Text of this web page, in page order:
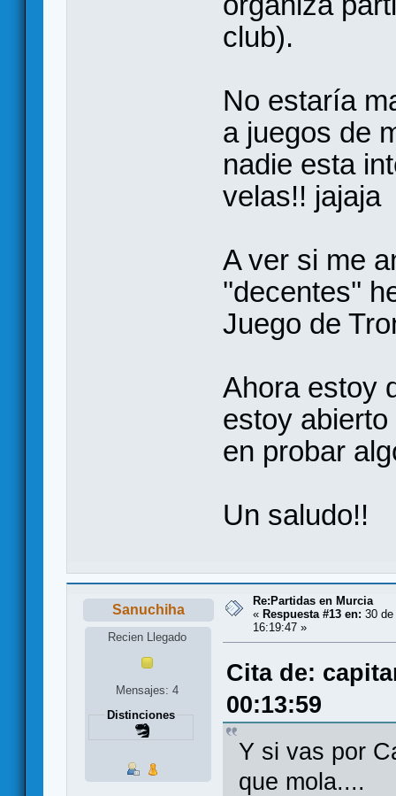
club).
No estaría
a juegos de
nadie esta
velas!! jajaja
A ver si me
''decentes''
Juego de
Ahora estoy
estoy
en probar
Un saludo!!
Sanuchiha
Recien Llegado
Mensajes: 4
Distinciones
Re:Partidas en Murcia
« Respuesta #13 en: 30
16:19:47 »
Cita de:
00:13:59
Y si vas por
que mola....